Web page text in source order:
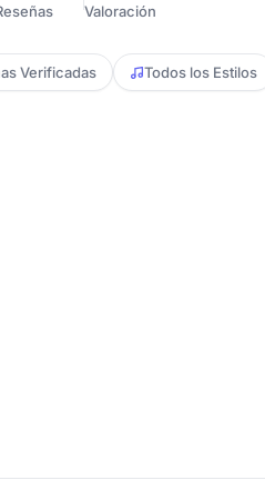
Valoración
Verificadas Todos los Estilos